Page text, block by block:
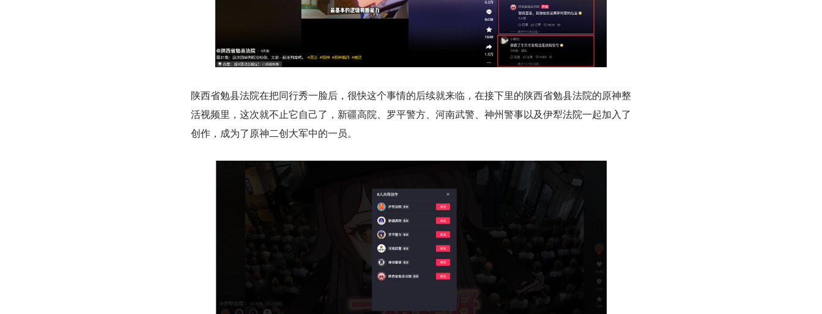
陕西省勉县法院在把同行秀一脸后，很快这个事情的后续就来临，在接下里的陕西省勉县法院的原神整
活视频里，这次就不止它自己了，新疆高院、罗平警方、河南武警、神州警事以及伊犁法院一起加入了
创作，成为了原神二创大军中的一员。